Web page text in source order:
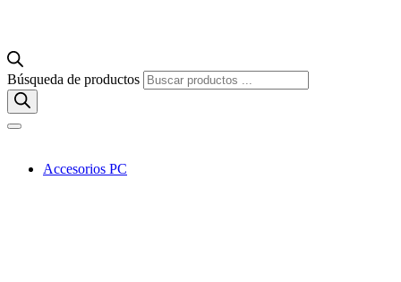
Búsqueda de productos
Accesorios PC